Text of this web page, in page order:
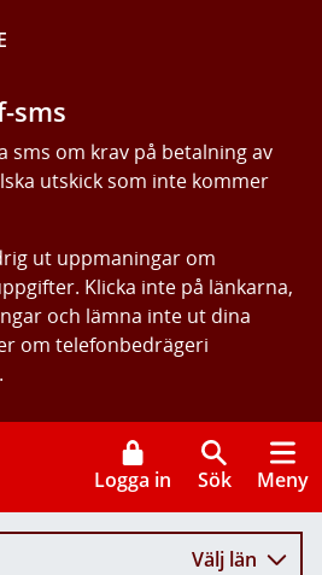
sms
sms om krav på betalning av
utskick som inte kommer
ut uppmaningar om
Klicka inte på länkarna,
och lämna inte ut dina
om telefonbedrägeri
.
Logga in Sök Meny
Välj län